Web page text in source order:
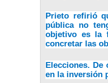
Prieto refirió
pública no
objetivo es la
concretar las
Elecciones.
en la inversión